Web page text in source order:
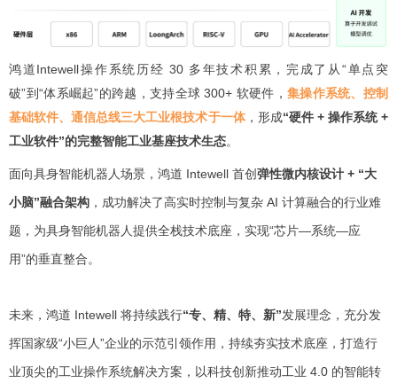
鸿道Intewell操作系统历经 30 多年技术积累，完成了从“单点突
破”到“体系崛起”的跨越，支持全球 300+ 软硬件， 集操作系统、控制
基础软件、通信总线三大工业根技术于一体，形成“硬件 + 操作系统 +
工业软件”的完整智能工业基座技术生态。
面向具身智能机器人场景，鸿道 Intewell 首创弹性微内核设计 + “大
小脑”融合架构 ，成功解决了高实时控制与复杂 AI 计算融合的行业难
题，为具身智能机器人提供全栈技术底座，实现“芯片—系统—应
用”的垂直整合。
未来，鸿道 Intewell 将持续践行“专、精、特、新”发展理念，充分发
挥国家级“小巨人”企业的示范引领作用，持续夯实技术底座，打造行
业顶尖的工业操作系统解决方案，以科技创新推动工业 4.0 的智能转